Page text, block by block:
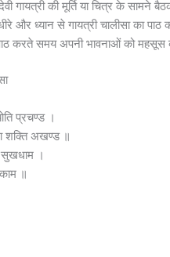
गायत्री की मूर्ति या चित्र के सामने
और ध्यान से गायत्री चालीसा का पाठ
करते समय अपनी भावनाओं को महसूस
प्रचण्ड ।
शक्ति अखण्ड ॥
।
॥